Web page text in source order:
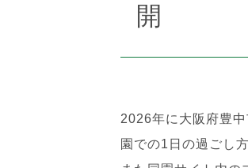
開
2026年に大阪府豊
園での1日の過ごし